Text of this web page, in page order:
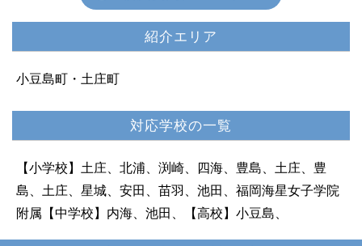
紹介エリア
小豆島町・土庄町
対応学校の一覧
【小学校】土庄、北浦、渕崎、四海、豊島、土庄、豊
島、土庄、星城、安田、苗羽、池田、福岡海星女子学院
附属【中学校】内海、池田、【高校】小豆島、